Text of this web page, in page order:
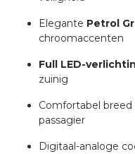
Elegante Petrol
chroomaccenten
Full LED-
zuinig
Comfortabel
passagier
Digitaal-analoge